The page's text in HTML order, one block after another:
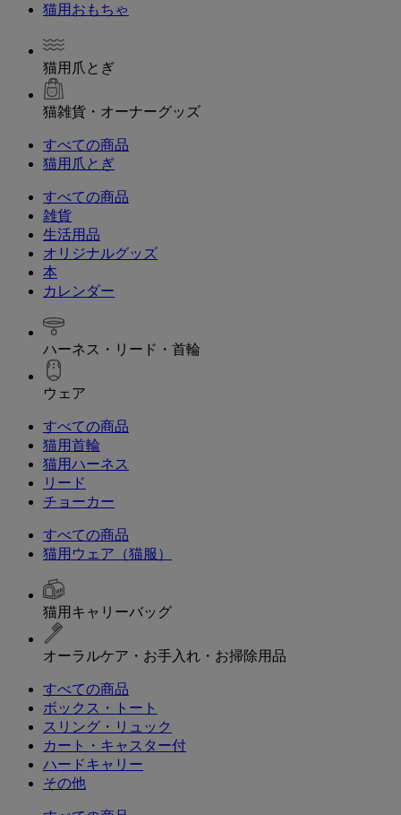
猫用おもちゃ
猫用爪とぎ
猫雑貨・オーナーグッズ
すべての商品
猫用爪とぎ
すべての商品
雑貨
生活用品
オリジナルグッズ
本
カレンダー
ハーネス・リード・首輪
ウェア
すべての商品
猫用首輪
猫用ハーネス
リード
チョーカー
すべての商品
猫用ウェア（猫服）
猫用キャリーバッグ
オーラルケア・お手入れ・お掃除用品
すべての商品
ボックス・トート
スリング・リュック
カート・キャスター付
ハードキャリー
その他